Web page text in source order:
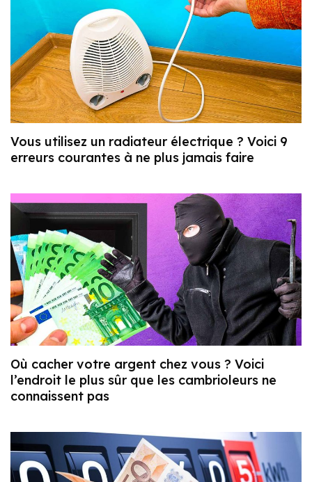
Vous utilisez un radiateur électrique ? Voici 9
erreurs courantes à ne plus jamais faire
Où cacher votre argent chez vous ? Voici
l’endroit le plus sûr que les cambrioleurs ne
connaissent pas